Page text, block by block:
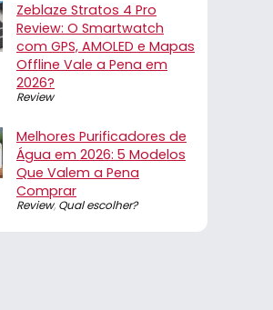
Zeblaze Stratos 4 Pro
Review: O Smartwatch
com GPS, AMOLED e Mapas
Offline Vale a Pena em
2026?
Review
Melhores Purificadores de
Água em 2026: 5 Modelos
Que Valem a Pena
Comprar
Review, Qual escolher?